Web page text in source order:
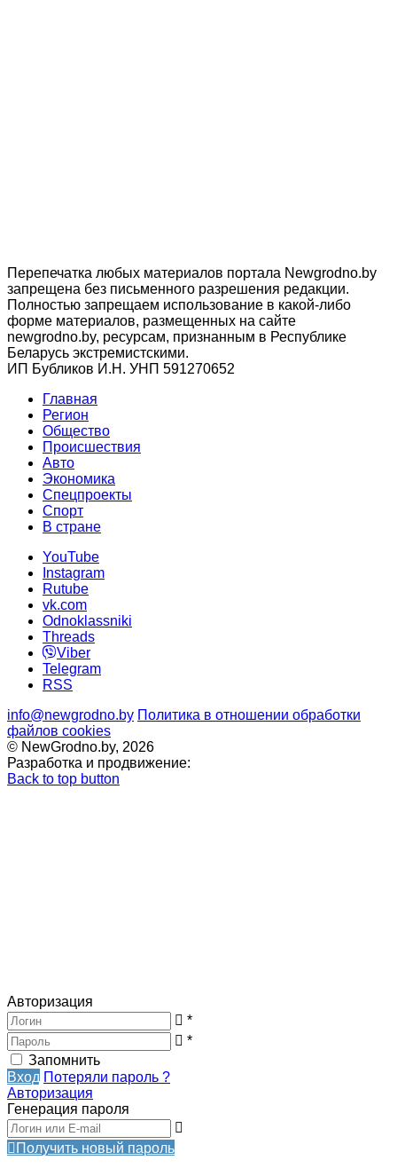
Перепечатка любых материалов портала Newgrodno.by
запрещена без письменного разрешения редакции.
Полностью запрещаем использование в какой-либо
форме материалов, размещенных на сайте
newgrodno.by, ресурсам, признанным в Республике
Беларусь экстремистскими.
ИП Бубликов И.Н. УНП 591270652
Главная
Регион
Общество
Происшествия
Авто
Экономика
Спецпроекты
Cпорт
В стране
YouTube
Instagram
Rutube
vk.com
Odnoklassniki
Threads
Viber
Telegram
RSS
info@newgrodno.by Политика в отношении обработки
файлов cookies
© NewGrodno.by, 2026
Разработка и продвижение:
Back to top button
Авторизация
*
*
Запомнить
Вход Потеряли пароль ?
Авторизация
Генерация пароля
Получить новый пароль